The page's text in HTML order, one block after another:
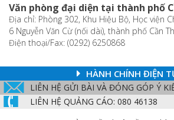
Văn phòng đại diện tại thành phố
Địa chỉ: Phòng 302, Khu Hiệu Bộ, Học viện
6 Nguyễn Văn Cừ (nối dài), thành phố Cần
Điện thoại/Fax: (0292) 6250868
HÀNH CHÍNH ĐIỆN
LIÊN HỆ GỬI BÀI VÀ ĐÓNG GÓP Ý
LIÊN HỆ QUẢNG CÁO: 080 46138